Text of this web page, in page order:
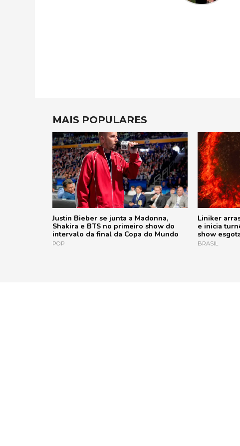
MAIS POPULARES
Justin Bieber se junta a Madonna,
Shakira e BTS no primeiro show do
intervalo da final da Copa do Mundo
POP
Liniker
e inicia
show
BRASIL